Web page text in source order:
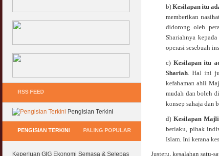
b)Kesilapan itu
memberikan
didorong oleh
Shariahnya
operasi sesebuah
c) Kesilapanitu
Shariah. Hal ini
kefahaman ahli
mudah dan boleh
konsep sahaja dan
d) Kesilapan
berlaku, pihak
Islam. Ini kerana
Justeru, kesalahan
RSS FEED
Pengisian Terkini
PENGISIAN TERKINI PALING POPULAR
Keperluan GIG Ekonomi Semasa & Selepas